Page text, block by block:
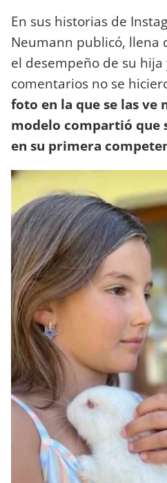
En sus historias de
Neumann publicó, llena
el desempeño de su hija
comentarios no se
foto en la que se las ve
modelo compartió que
en su primera